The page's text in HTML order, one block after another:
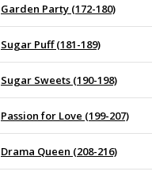
Garden Party (172-180)
Sugar Puff (181-189)
Sugar Sweets (190-198)
Passion for Love (199-207)
Drama Queen (208-216)